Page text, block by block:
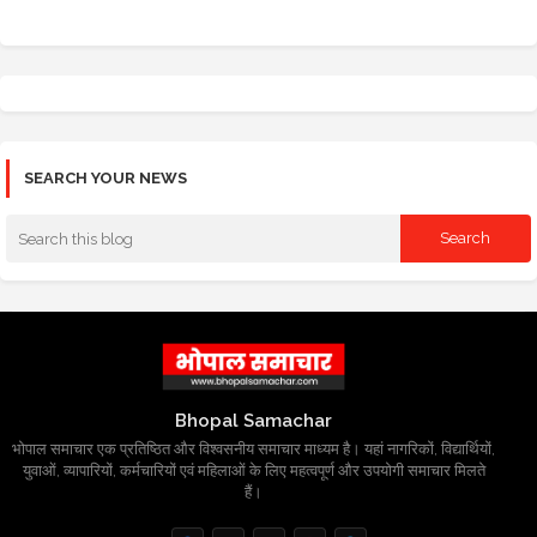
SEARCH YOUR NEWS
Bhopal Samachar
भोपाल समाचार एक प्रतिष्ठित और विश्वसनीय समाचार माध्यम है। यहां नागरिकों, विद्यार्थियों,
युवाओं, व्यापारियों, कर्मचारियों एवं महिलाओं के लिए महत्वपूर्ण और उपयोगी समाचार मिलते
हैं।